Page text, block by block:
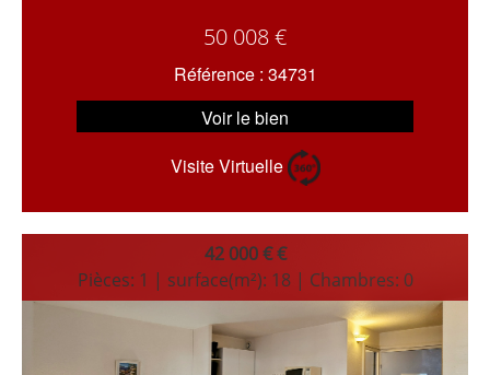
50 008 €
Référence : 34731
Voir le bien
Visite Virtuelle
42 000 € €
Pièces: 1 | surface(m²): 18 | Chambres: 0